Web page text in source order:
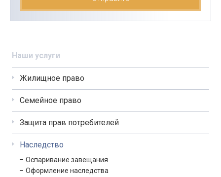
Наши услуги
Жилищное право
Семейное право
Защита прав потребителей
Наследство
Оспаривание завещания
Оформление наследства